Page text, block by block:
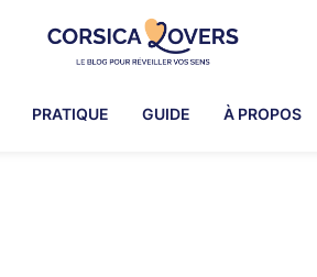
réveiller
PRATIQUE GUIDE À PROPOS